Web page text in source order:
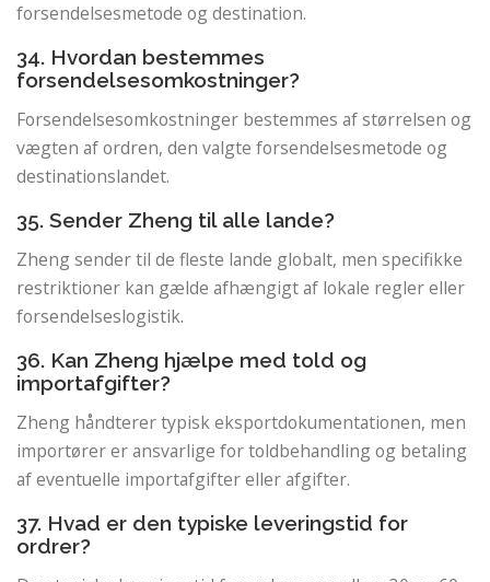
forsendelsesmetode og destination.
34. Hvordan bestemmes
forsendelsesomkostninger?
Forsendelsesomkostninger bestemmes af størrelsen og
vægten af ​​ordren, den valgte forsendelsesmetode og
destinationslandet.
35. Sender Zheng til alle lande?
Zheng sender til de fleste lande globalt, men specifikke
restriktioner kan gælde afhængigt af lokale regler eller
forsendelseslogistik.
36. Kan Zheng hjælpe med told og
importafgifter?
Zheng håndterer typisk eksportdokumentationen, men
importører er ansvarlige for toldbehandling og betaling
af eventuelle importafgifter eller afgifter.
37. Hvad er den typiske leveringstid for
ordrer?